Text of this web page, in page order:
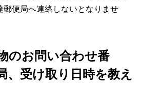
郵便局へ連絡しないとなりませ
のお問い合わせ番
、受け取り日時を教え